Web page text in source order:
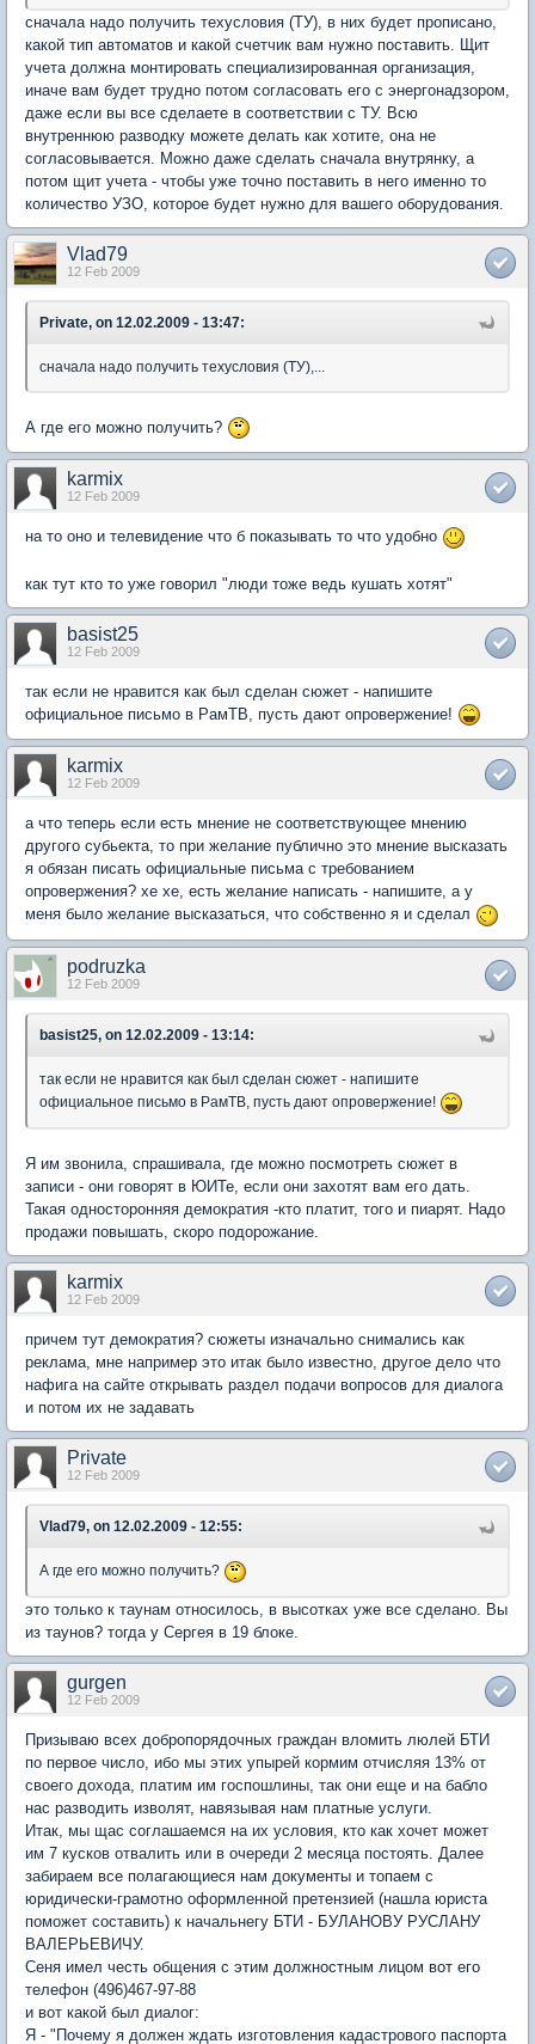
сначала надо получить техусловия (ТУ), в них будет прописано,
какой тип автоматов и какой счетчик вам нужно поставить. Щит
учета должна монтировать специализированная организация,
иначе вам будет трудно потом согласовать его с энергонадзором,
даже если вы все сделаете в соответствии с ТУ. Всю
внутреннюю разводку можете делать как хотите, она не
согласовывается. Можно даже сделать сначала внутрянку, а
потом щит учета - чтобы уже точно поставить в него именно то
количество УЗО, которое будет нужно для вашего оборудования.
Vlad79
12 Feb 2009
Private, on 12.02.2009 - 13:47:
сначала надо получить техусловия (ТУ),...
А где его можно получить?
karmix
12 Feb 2009
на то оно и телевидение что б показывать то что удобно
как тут кто то уже говорил "люди тоже ведь кушать хотят"
basist25
12 Feb 2009
так если не нравится как был сделан сюжет - напишите
официальное письмо в РамТВ, пусть дают опровержение!
karmix
12 Feb 2009
а что теперь если есть мнение не соответствующее мнению
другого субьекта, то при желание публично это мнение высказать
я обязан писать официальные письма с требованием
опровержения? хе хе, есть желание написать - напишите, а у
меня было желание высказаться, что собственно я и сделал
podruzka
12 Feb 2009
basist25, on 12.02.2009 - 13:14:
так если не нравится как был сделан сюжет - напишите
официальное письмо в РамТВ, пусть дают опровержение!
Я им звонила, спрашивала, где можно посмотреть сюжет в
записи - они говорят в ЮИТе, если они захотят вам его дать.
Такая односторонняя демократия -кто платит, того и пиарят. Надо
продажи повышать, скоро подорожание.
karmix
12 Feb 2009
причем тут демократия? сюжеты изначально снимались как
реклама, мне например это итак было известно, другое дело что
нафига на сайте открывать раздел подачи вопросов для диалога
и потом их не задавать
Private
12 Feb 2009
Vlad79, on 12.02.2009 - 12:55:
А где его можно получить?
это только к таунам относилось, в высотках уже все сделано. Вы
из таунов? тогда у Сергея в 19 блоке.
gurgen
12 Feb 2009
Призываю всех добропорядочных граждан вломить люлей БТИ
по первое число, ибо мы этих упырей кормим отчисляя 13% от
своего дохода, платим им госпошлины, так они еще и на бабло
нас разводить изволят, навязывая нам платные услуги.
Итак, мы щас соглашаемся на их условия, кто как хочет может
им 7 кусков отвалить или в очереди 2 месяца постоять. Далее
забираем все полагающиеся нам документы и топаем с
юридически-грамотно оформленной претензией (нашла юриста
поможет составить) к начальнегу БТИ - БУЛАНОВУ РУСЛАНУ
ВАЛЕРЬЕВИЧУ.
Сеня имел честь общения с этим должностным лицом вот его
телефон (496)467-97-88
и вот какой был диалог:
Я - "Почему я должен ждать изготовления кадастрового паспорта